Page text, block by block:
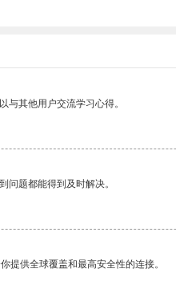
与其他用户交流学习心得。
问题都能得到及时解决。
提供全球覆盖和最高安全性的连接。